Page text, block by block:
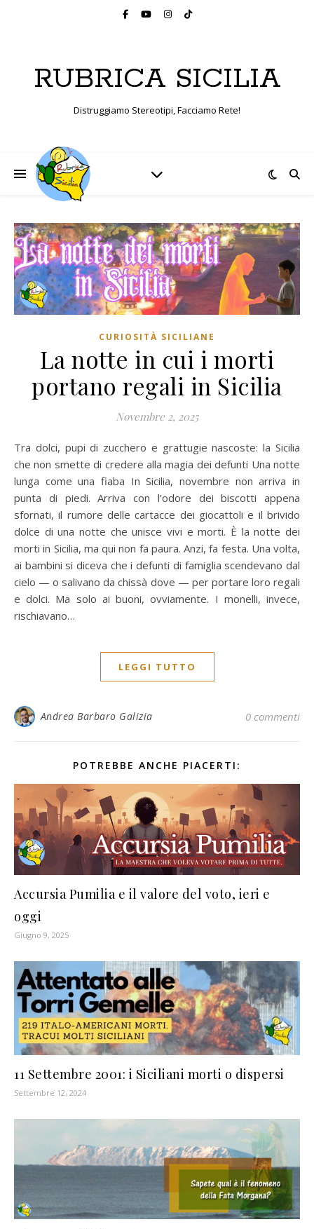
RUBRICA SICILIA
Distruggiamo Stereotipi, Facciamo Rete!
CURIOSITÀ SICILIANE
La notte in cui i morti
portano regali in Sicilia
Novembre 2, 2025
Tra dolci, pupi di zucchero e grattugie nascoste: la Sicilia
che non smette di credere alla magia dei defunti Una notte
lunga come una fiaba In Sicilia, novembre non arriva in
punta di piedi. Arriva con l’odore dei biscotti appena
sfornati, il rumore delle cartacce dei giocattoli e il brivido
dolce di una notte che unisce vivi e morti. È la notte dei
morti in Sicilia, ma qui non fa paura. Anzi, fa festa. Una volta,
ai bambini si diceva che i defunti di famiglia scendevano dal
cielo — o salivano da chissà dove — per portare loro regali
e dolci. Ma solo ai buoni, ovviamente. I monelli, invece,
rischiavano…
LEGGI TUTTO
Andrea Barbaro Galizia 0 commenti
POTREBBE ANCHE PIACERTI:
Accursia Pumilia e il valore del voto, ieri e
oggi
Giugno 9, 2025
11 Settembre 2001: i Siciliani morti o dispersi
Settembre 12, 2024